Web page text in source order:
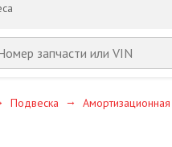
Подвеска →